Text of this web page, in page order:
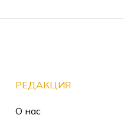
РЕДАКЦИЯ
О нас